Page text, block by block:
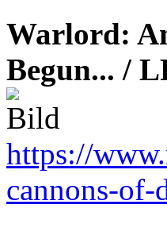
Warlord:
Begun... /
https://
cannons-of-